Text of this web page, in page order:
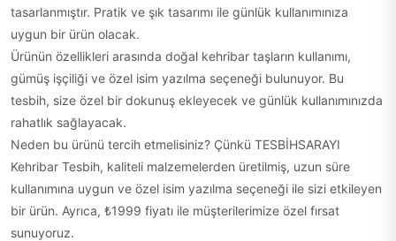
tasarlanmıştır. Pratik ve şık tasarımı ile günlük kullanımınıza
uygun bir ürün olacak.
Ürünün özellikleri arasında doğal kehribar taşların kullanımı,
gümüş işçiliği ve özel isim yazılma seçeneği bulunuyor. Bu
tesbih, size özel bir dokunuş ekleyecek ve günlük kullanımınızda
rahatlık sağlayacak.
Neden bu ürünü tercih etmelisiniz? Çünkü TESBİHSARAYI
Kehribar Tesbih, kaliteli malzemelerden üretilmiş, uzun süre
kullanımına uygun ve özel isim yazılma seçeneği ile sizi etkileyen
bir ürün. Ayrıca, ₺1999 fiyatı ile müşterilerimize özel fırsat
sunuyoruz.